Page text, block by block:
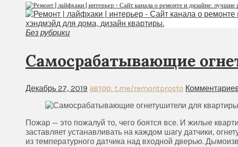
Без рубрики
Самосрабатывающие
Декабрь 27, 2019 автор: t.me/remontprosto
Пожар — это пожалуй то, чего боятся все. И жилые
заставляет устанавливать на каждом шагу датчики,
из температурного датчика над входной дверью.